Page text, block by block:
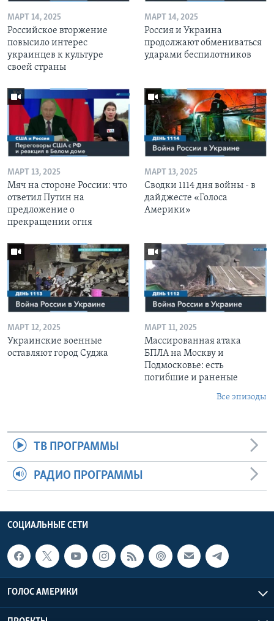
МАРТ 14, 2025
Российское вторжение
повысило интерес
украинцев к культуре
своей страны
МАРТ 14, 2025
Россия и Украина
продолжают обмениваться
ударами беспилотников
МАРТ 13, 2025
Мяч на стороне России: что
ответил Путин на
предложение о
прекращении огня
МАРТ 13, 2025
Сводки 1114 дня войны - в
дайджесте «Голоса
Америки»
МАРТ 12, 2025
Украинские военные
оставляют город Суджа
МАРТ 11, 2025
Массированная атака
БПЛА на Москву и
Подмосковье: есть
погибшие и раненые
Все эпизоды
ТВ ПРОГРАММЫ
РАДИО ПРОГРАММЫ
СОЦИАЛЬНЫЕ СЕТИ
ГОЛОС АМЕРИКИ